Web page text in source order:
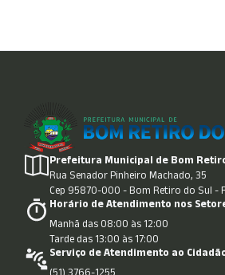
Prefeitura Municipal de Bom
Rua Senador Pinheiro Machado, 35
Cep 95870-000 - Bom Retiro do Sul -
Horário de Atendimento nos
Manhã das 08:00 às 12:00
Tarde das 13:00 às 17:00
Serviço de Atendimento ao
(51) 3766-1255